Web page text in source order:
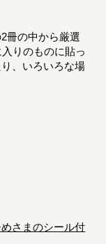
冊の中から厳選
りのものに貼っ
、いろいろな場
さまのシール付